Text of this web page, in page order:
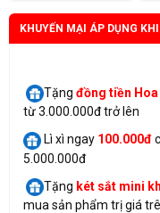
KHUYẾN MẠI ÁP DỤNG
Tặng đồng tiền
từ 3.000.000đ trở lên
Lì xì ngay 100.000đ
5.000.000đ
Tặng két sắt mini
mua sản phẩm trị giá